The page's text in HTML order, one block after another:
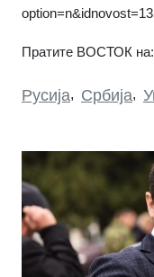
Пратите ВОСТОК на:
Русија, Србија,